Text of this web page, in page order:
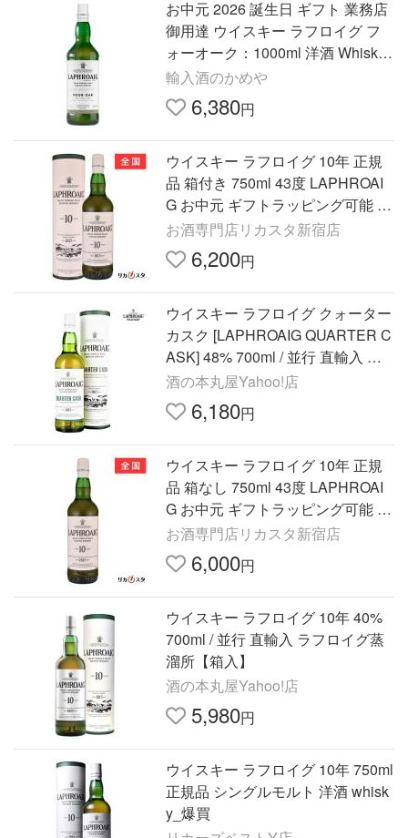
お中元 2026 誕生日 ギフト 業務店
御用達 ウイスキー ラフロイグ フ
ォーオーク：1000ml 洋酒 Whisky
(35-3)
輸入酒のかめや
6,380円
ウイスキー ラフロイグ 10年 正規
品 箱付き 750ml 43度 LAPHROAI
G お中元 ギフトラッピング可能 プ
レゼント
お酒専門店リカスタ新宿店
6,200円
ウイスキー ラフロイグ クォーター
カスク [LAPHROAIG QUARTER C
ASK] 48% 700ml / 並行 直輸入 ラ
フロイグ蒸溜所【箱入】
酒の本丸屋Yahoo!店
6,180円
ウイスキー ラフロイグ 10年 正規
品 箱なし 750ml 43度 LAPHROAI
G お中元 ギフトラッピング可能 プ
レゼント
お酒専門店リカスタ新宿店
6,000円
ウイスキー ラフロイグ 10年 40%
700ml / 並行 直輸入 ラフロイグ蒸
溜所【箱入】
酒の本丸屋Yahoo!店
5,980円
ウイスキー ラフロイグ 10年 750ml
正規品 シングルモルト 洋酒 whisk
y_爆買